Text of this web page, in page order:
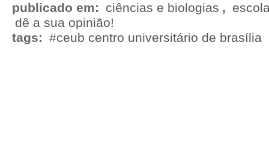
publicado em: ciências e biologias ,
dê a sua opinião!
tags: #ceub centro universitário de brasília